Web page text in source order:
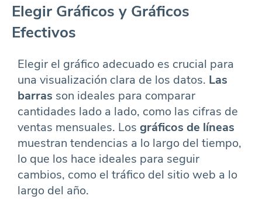
Elegir Gráficos y Gráficos
Efectivos
Elegir el gráfico adecuado es crucial para
una visualización clara de los datos. Las
barras son ideales para comparar
cantidades lado a lado, como las cifras de
ventas mensuales. Los gráficos de líneas
muestran tendencias a lo largo del tiempo,
lo que los hace ideales para seguir
cambios, como el tráfico del sitio web a lo
largo del año.